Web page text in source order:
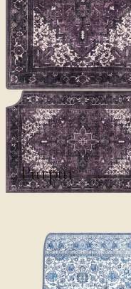
CLASSICS II
Purpur